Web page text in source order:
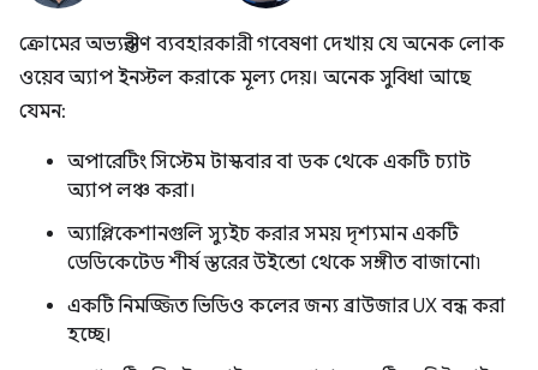
ক্রোমের অভ্যন্তরীণ ব্যবহারকারী গবেষণা দেখায় যে অনেক লোক
ওয়েব অ্যাপ ইনস্টল করাকে মূল্য দেয়। অনেক সুবিধা আছে
যেমন:
অপারেটিং সিস্টেম টাস্কবার বা ডক থেকে একটি চ্যাট
অ্যাপ লঞ্চ করা।
অ্যাপ্লিকেশানগুলি স্যুইচ করার সময় দৃশ্যমান একটি
ডেডিকেটেড শীর্ষ স্তরের উইন্ডো থেকে সঙ্গীত বাজানো৷
একটি নিমজ্জিত ভিডিও কলের জন্য ব্রাউজার UX বন্ধ করা
হচ্ছে।